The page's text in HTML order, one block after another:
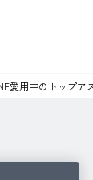
愛用中のトップ